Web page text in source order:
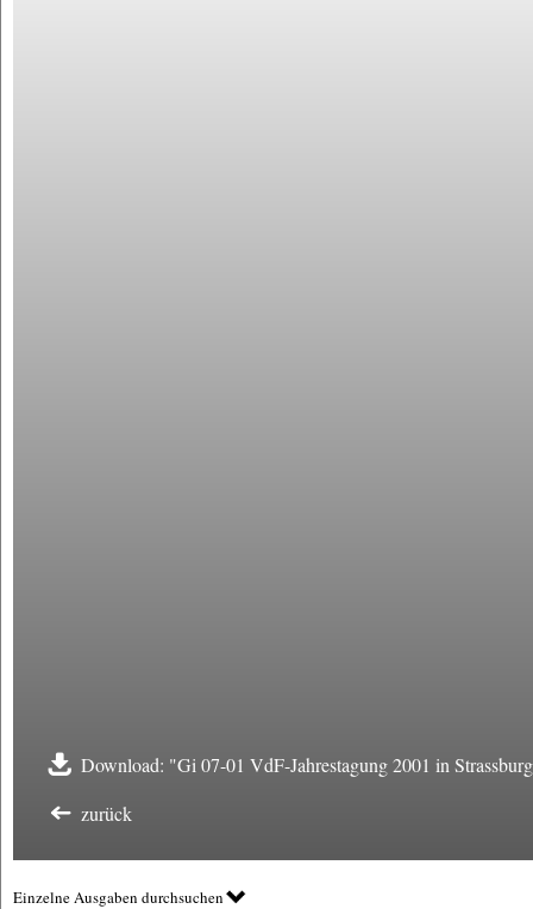
Download: "Gi 07-01 VdF-Jahrestagung 2001 in
zurück
Einzelne Ausgaben durchsuchen